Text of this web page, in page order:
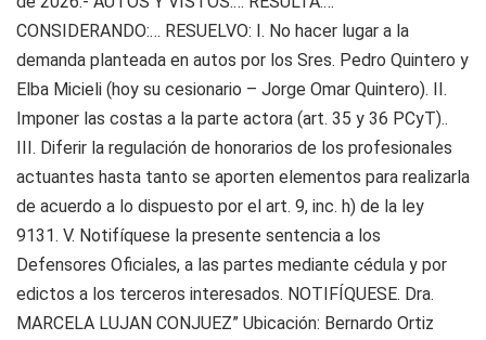
CONSIDERANDO:… RESUELVO: I. No hacer lugar a la
demanda planteada en autos por los Sres. Pedro Quintero y
Elba Micieli (hoy su cesionario – Jorge Omar Quintero). II.
Imponer las costas a la parte actora (art. 35 y 36 PCyT)..
III. Diferir la regulación de honorarios de los profesionales
actuantes hasta tanto se aporten elementos para realizarla
de acuerdo a lo dispuesto por el art. 9, inc. h) de la ley
9131. V. Notifíquese la presente sentencia a los
Defensores Oficiales, a las partes mediante cédula y por
edictos a los terceros interesados. NOTIFÍQUESE. Dra.
MARCELA LUJAN CONJUEZ” Ubicación: Bernardo Ortiz